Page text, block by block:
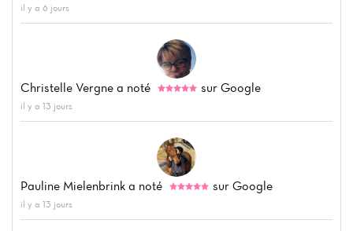
il y a 6 jours
Christelle Vergne a noté sur Google
il y a 13 jours
Pauline Mielenbrink a noté sur Google
il y a 13 jours
Accueil
Actualités
Carte